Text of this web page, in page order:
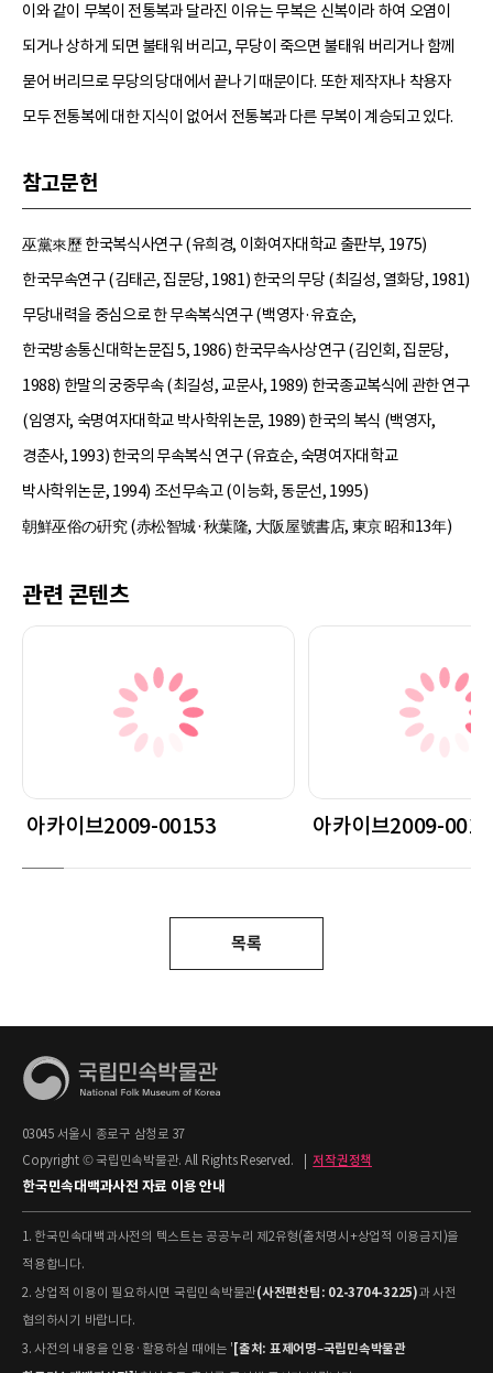
이와 같이 무복이 전통복과 달라진 이유는 무복은 신복이라 하여 오염이
되거나 상하게 되면 불태워 버리고, 무당이 죽으면 불태워 버리거나 함께
묻어 버리므로 무당의 당대에서 끝나기 때문이다. 또한 제작자나 착용자
모두 전통복에 대한 지식이 없어서 전통복과 다른 무복이 계승되고 있다.
참고문헌
巫黨來歷 한국복식사연구 (유희경, 이화여자대학교 출판부, 1975)
한국무속연구 (김태곤, 집문당, 1981) 한국의 무당 (최길성, 열화당, 1981)
무당내력을 중심으로 한 무속복식연구 (백영자·유효순,
한국방송통신대학논문집 5, 1986) 한국무속사상연구 (김인회, 집문당,
1988) 한말의 궁중무속 (최길성, 교문사, 1989) 한국종교복식에 관한 연구
(임영자, 숙명여자대학교 박사학위논문, 1989) 한국의 복식 (백영자,
경춘사, 1993) 한국의 무속복식 연구 (유효순, 숙명여자대학교
박사학위논문, 1994) 조선무속고 (이능화, 동문선, 1995)
朝鮮巫俗の硏究 (赤松智城·秋葉隆, 大阪屋號書店, 東京 昭和13年)
관련 콘텐츠
아카이브2009-00153 아카이브2009-
목록
03045 서울시 종로구 삼청로 37
Copyright © 국립민속박물관. All Rights Reserved.
저작권정책
한국민속대백과사전 자료 이용 안내
1. 한국민속대백과사전의 텍스트는 공공누리 제2유형(출처명시+상업적 이용금지)을
적용합니다.
2. 상업적 이용이 필요하시면 국립민속박물관(사전편찬팀: 02-3704-3225)과 사전
협의하시기 바랍니다.
3. 사전의 내용을 인용·활용하실 때에는 '[출처: 표제어명–국립민속박물관